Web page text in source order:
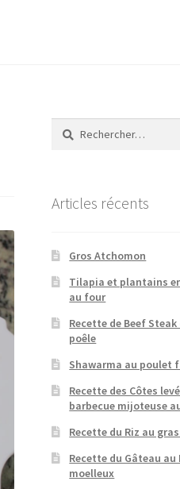
Rechercher :
Articles récents
Gros Atchomon
Tilapia et plantains
au four
Recette de Beef
poêle
Shawarma au poulet
Recette des Côtes
barbecue mijoteuse
Recette du Riz au
Recette du Gâteau au
moelleux